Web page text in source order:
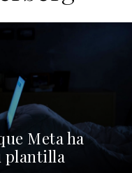
Meta ha
plantilla